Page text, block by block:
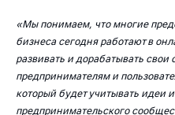
«Мы понимаем, что многие
бизнеса сегодня работают в
развивать и дорабатывать
предпринимателям и
который будет учитывать идеи
предпринимательского